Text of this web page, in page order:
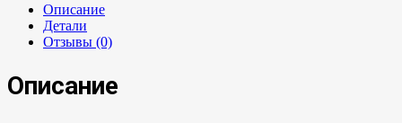
Описание
Детали
Отзывы (0)
Описание